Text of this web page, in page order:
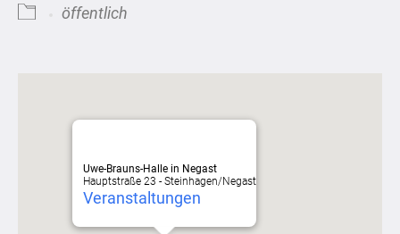
öffentlich
Uwe-Brauns-Halle in Negast
Hauptstraße 23 - Steinhagen/Negast
Veranstaltungen